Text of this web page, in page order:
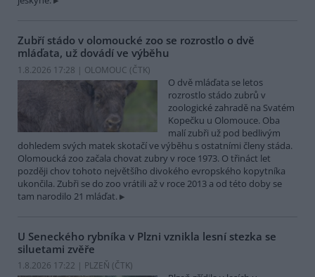
Zubří stádo v olomoucké zoo se rozrostlo o dvě
mláďata, už dovádí ve výběhu
1.8.2026 17:28 | OLOMOUC (ČTK)
O dvě mláďata se letos
rozrostlo stádo zubrů v
zoologické zahradě na Svatém
Kopečku u Olomouce. Oba
malí zubři už pod bedlivým
dohledem svých matek skotačí ve výběhu s ostatními členy stáda.
Olomoucká zoo začala chovat zubry v roce 1973. O třináct let
později chov tohoto největšího divokého evropského kopytníka
ukončila. Zubři se do zoo vrátili až v roce 2013 a od této doby se
tam narodilo 21 mláďat.
U Seneckého rybníka v Plzni vznikla lesní stezka se
siluetami zvěře
1.8.2026 17:22 | PLZEŇ (ČTK)